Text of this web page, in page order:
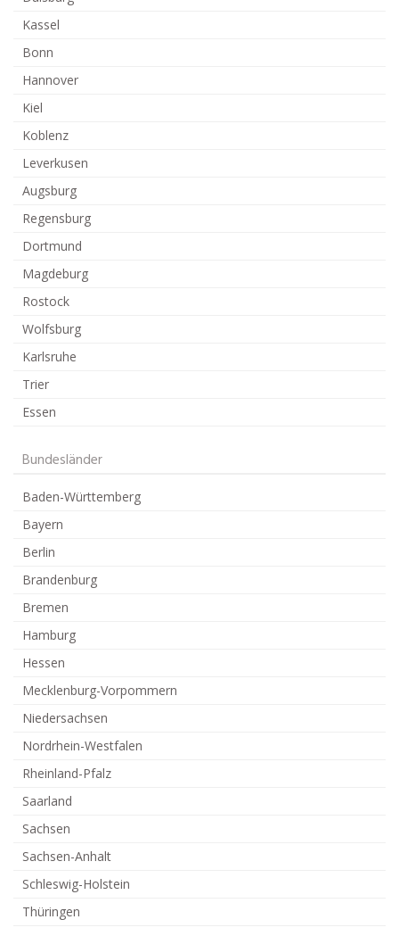
Kassel
Bonn
Hannover
Kiel
Koblenz
Leverkusen
Augsburg
Regensburg
Dortmund
Magdeburg
Rostock
Wolfsburg
Karlsruhe
Trier
Essen
Bundesländer
Baden-Württemberg
Bayern
Berlin
Brandenburg
Bremen
Hamburg
Hessen
Mecklenburg-Vorpommern
Niedersachsen
Nordrhein-Westfalen
Rheinland-Pfalz
Saarland
Sachsen
Sachsen-Anhalt
Schleswig-Holstein
Thüringen